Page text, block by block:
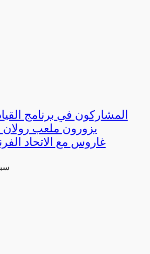
المشاركون في برنامج
غاروس مع الاتحاد
24